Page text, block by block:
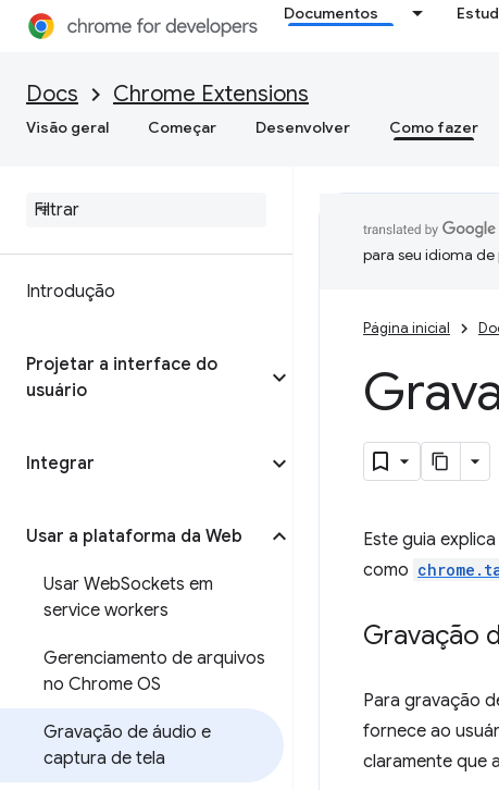
Documentos
Docs Chrome Extensions
Visão geral Começar Desenvolver Como fazer
Introdução
Projetar a interface do
usuário
Integrar
Usar a plataforma da Web
Usar WebSockets em
service workers
Gerenciamento de arquivos
no Chrome OS
Gravação de áudio e
captura de tela
para seu idioma
Página inicial
Este guia
como
Gravação
Para gravação
fornece ao
claramente que